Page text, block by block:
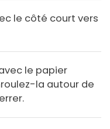
le côté court vers
le papier
la autour de